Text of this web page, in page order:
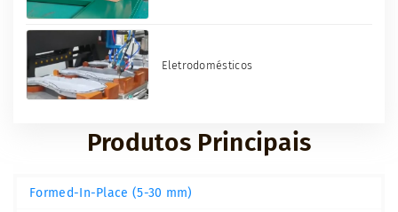
Eletrodomésticos
Produtos Principais
Formed-In-Place (5-30 mm)